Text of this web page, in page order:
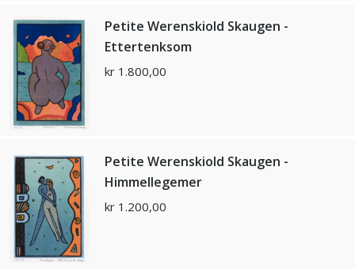
Petite Werenskiold Skaugen -
Ettertenksom
kr 1.800,00
Petite Werenskiold Skaugen -
Himmellegemer
kr 1.200,00